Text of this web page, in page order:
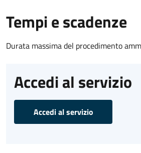
Tempi e scadenze
Durata massima del procedimento
Accedi al servizio
Accedi al servizio